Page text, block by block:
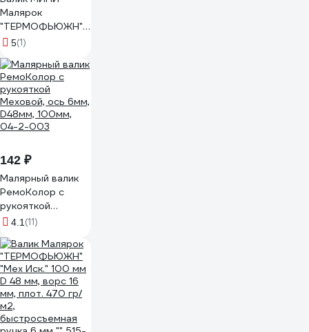
Малярок
"ТЕРМОФЬЮЖН"
"Мех Иск." 100 мм
мм, плот. 470 гр/
м2, под ручку 6
мм "" 515-5100
5(1)
142 ₽
Малярный валик
РемоКолор с
рукояткой
Меховой, ось 6мм,
04-2-003
4.1 (11)